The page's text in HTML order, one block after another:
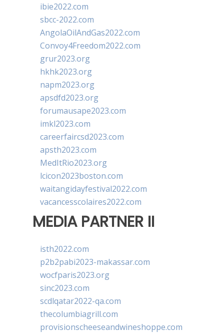
ibie2022.com
sbcc-2022.com
AngolaOilAndGas2022.com
Convoy4Freedom2022.com
grur2023.org
hkhk2023.org
napm2023.org
apsdfd2023.org
forumausape2023.com
imkl2023.com
careerfaircsd2023.com
apsth2023.com
MedItRio2023.org
lcicon2023boston.com
waitangidayfestival2022.com
vacancesscolaires2022.com
MEDIA PARTNER II
isth2022.com
p2b2pabi2023-makassar.com
wocfparis2023.org
sinc2023.com
scdlqatar2022-qa.com
thecolumbiagrill.com
provisionscheeseandwineshoppe.com